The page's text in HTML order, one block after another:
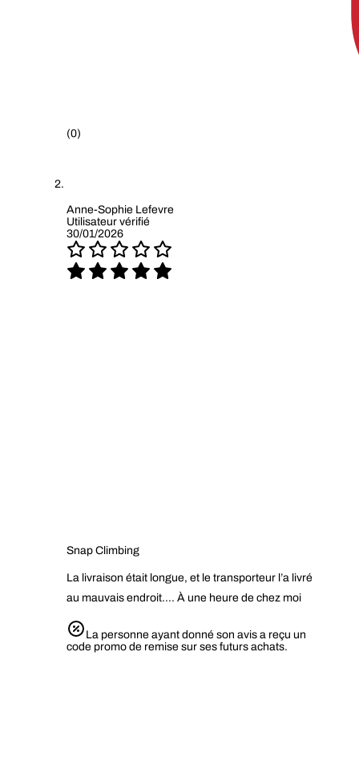
(0)
Anne-Sophie Lefevre
Utilisateur vérifié
30/01/2026
Snap Climbing
La livraison était longue, et le transporteur l’a livré
au mauvais endroit…. À une heure de chez moi
La personne ayant donné son avis a reçu un
code promo de remise sur ses futurs achats.